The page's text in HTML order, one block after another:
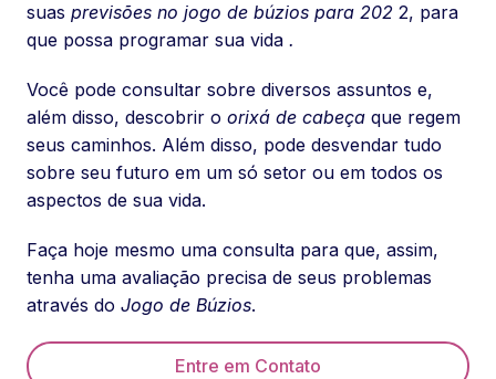
suas previsões no jogo de búzios para 202 2, para
que possa programar sua vida .
Você pode consultar sobre diversos assuntos e,
além disso, descobrir o orixá de cabeça que regem
seus caminhos. Além disso, pode desvendar tudo
sobre seu futuro em um só setor ou em todos os
aspectos de sua vida.
Faça hoje mesmo uma consulta para que, assim,
tenha uma avaliação precisa de seus problemas
através do Jogo de Búzios.
Entre em Contato